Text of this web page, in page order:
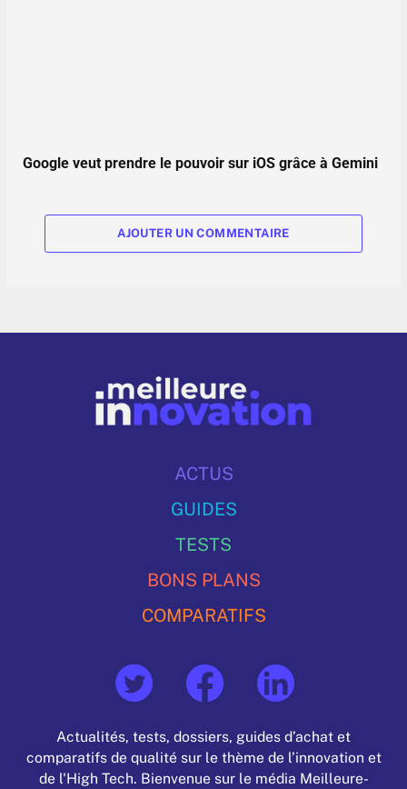
Google veut prendre le pouvoir sur iOS grâce à Gemini
AJOUTER UN COMMENTAIRE
ACTUS
GUIDES
TESTS
BONS PLANS
COMPARATIFS
Actualités, tests, dossiers, guides d’achat et
comparatifs de qualité sur le thème de l’innovation et
de l'High Tech. Bienvenue sur le média Meilleure-